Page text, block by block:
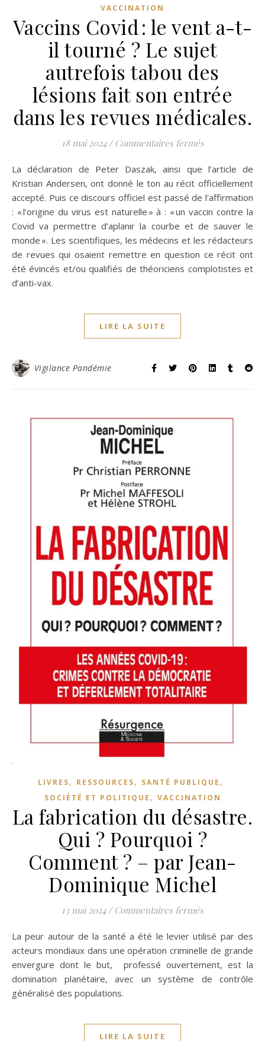
VACCINATION
Vaccins Covid : le vent a-t-
il tourné ? Le sujet
autrefois tabou des
lésions fait son entrée
dans les revues médicales.
18 mai 2024 / Commentaires ferméssur Vaccins
La déclaration de Peter Daszak, ainsi que l’article de
Kristian Andersen, ont donné le ton au récit officiellement
accepté. Puis ce discours officiel est passé de l'affirmation
: « l’origine du virus est naturelle » à : « un vaccin contre la
Covid va permettre d’aplanir la courbe et de sauver le
monde ». Les scientifiques, les médecins et les rédacteurs
de revues qui osaient remettre en question ce récit ont
été évincés et/ou qualifiés de théoriciens complotistes et
d’anti-vax.
LIRE LA SUITE
Vigilance Pandémie
LIVRES, RESSOURCES, SANTÉ PUBLIQUE ,
SOCIÉTÉ ET POLITIQUE , VACCINATION
La fabrication du désastre.
Qui ? Pourquoi ?
Comment ? – par Jean-
Dominique Michel
13 mai 2024 / Commentaires ferméssur La
La peur autour de la santé a été le levier utilisé par des
acteurs mondiaux dans une opération criminelle de grande
envergure dont le but, professé ouvertement, est la
domination planétaire, avec un système de contrôle
généralisé des populations.
LIRE LA SUITE